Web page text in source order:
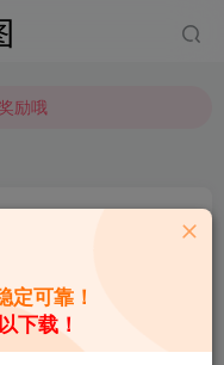
励哦
励哦
定可靠！
下载！